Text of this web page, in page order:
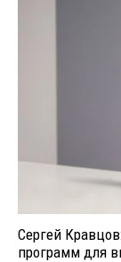
Сергей
программ для